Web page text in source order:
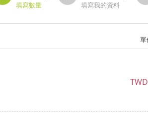
填寫數量 填寫我的資料
單
TWD